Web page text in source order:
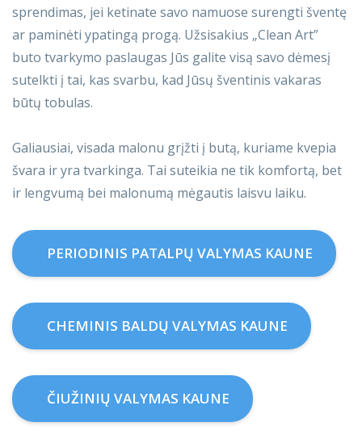
sprendimas, jei ketinate savo namuose surengti šventę
ar paminėti ypatingą progą. Užsisakius „Clean Art”
buto tvarkymo paslaugas Jūs galite visą savo dėmesį
sutelkti į tai, kas svarbu, kad Jūsų šventinis vakaras
būtų tobulas.
Galiausiai, visada malonu grįžti į butą, kuriame kvepia
švara ir yra tvarkinga. Tai suteikia ne tik komfortą, bet
ir lengvumą bei malonumą mėgautis laisvu laiku.
PERIODINIS PATALPŲ VALYMAS KAUNE
CHEMINIS BALDŲ VALYMAS KAUNE
ČIUŽINIŲ VALYMAS KAUNE